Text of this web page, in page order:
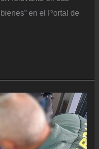
en el Portal de